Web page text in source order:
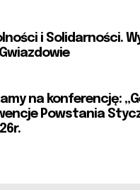
i Solidarności.
na konferencję:
Powstania